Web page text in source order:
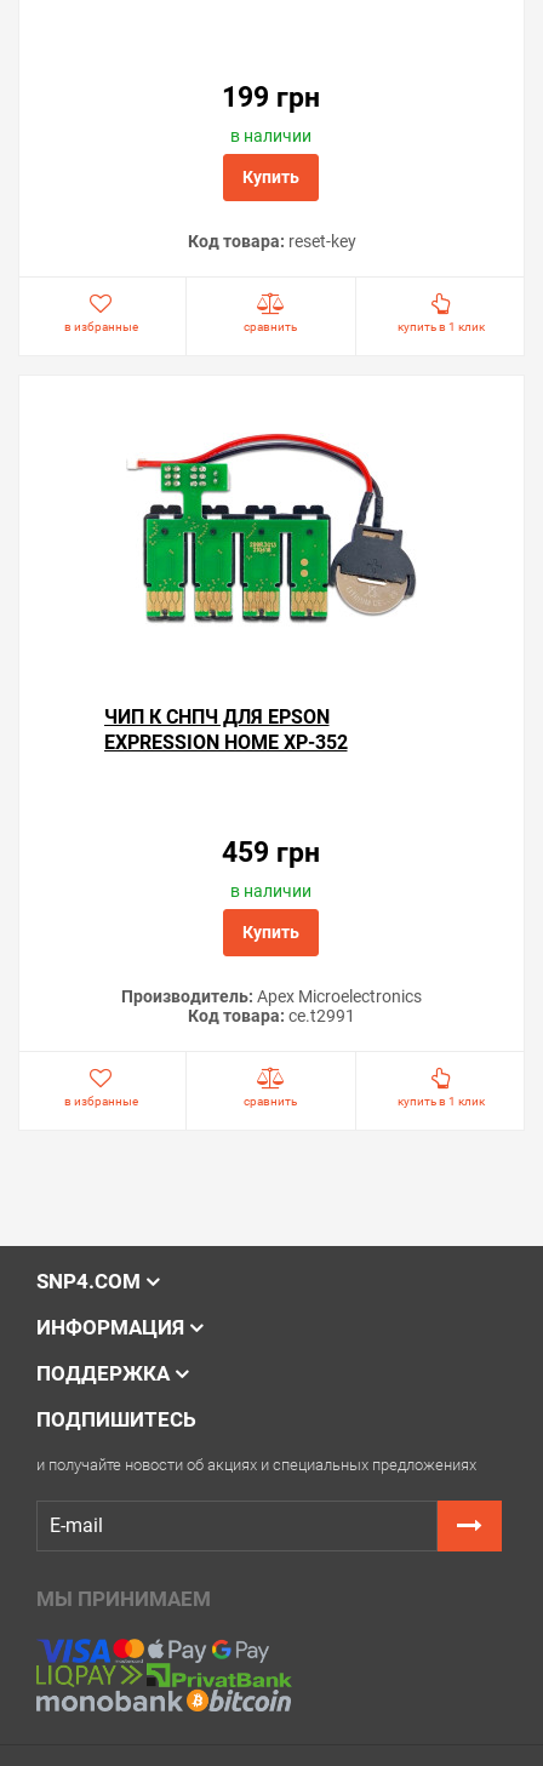
199 грн
в наличии
Купить
Код товара: reset-key
в избранные сравнить купить в 1 клик
ЧИП К СНПЧ ДЛЯ EPSON
EXPRESSION HOME XP-352
459 грн
в наличии
Купить
Производитель: Apex Microelectronics
Код товара: ce.t2991
в избранные сравнить купить в 1 клик
SNP4.COM
ИНФОРМАЦИЯ
ПОДДЕРЖКА
ПОДПИШИТЕСЬ
и получайте новости об акциях и специальных предложениях
МЫ ПРИНИМАЕМ